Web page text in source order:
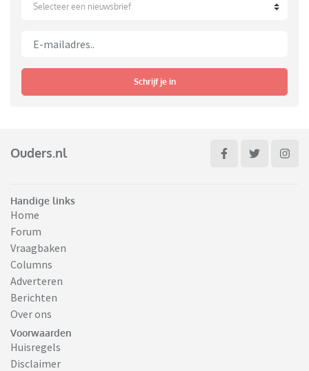
Selecteer een nieuwsbrief
Schrijf je in
Ouders.nl
Handige links
Home
Forum
Vraagbaken
Columns
Adverteren
Berichten
Over ons
Voorwaarden
Huisregels
Disclaimer